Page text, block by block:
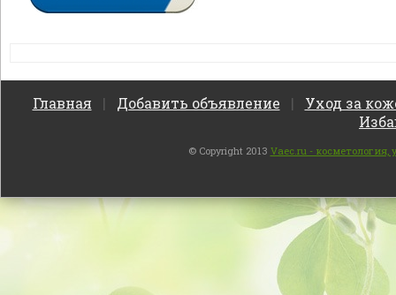
Главная | Добавить объявление | Уход за
© Copyright 2013 Vaec.ru - косметология,